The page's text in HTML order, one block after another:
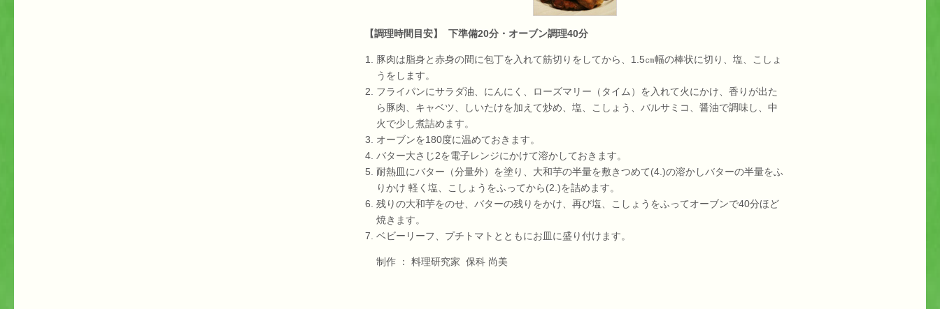
【調理時間目安】 下準備20分・オーブン調理40分
豚肉は脂身と赤身の間に包丁を入れて筋切りをしてから、1.5㎝幅の棒状に切り、塩、こしょ
うをします。
フライパンにサラダ油、にんにく、ローズマリー（タイム）を入れて火にかけ、香りが出た
ら豚肉、キャベツ、しいたけを加えて炒め、塩、こしょう、バルサミコ、醤油で調味し、中
火で少し煮詰めます。
オーブンを180度に温めておきます。
バター大さじ2を電子レンジにかけて溶かしておきます。
耐熱皿にバター（分量外）を塗り、大和芋の半量を敷きつめて(4.)の溶かしバターの半量をふ
りかけ 軽く塩、こしょうをふってから(2.)を詰めます。
残りの大和芋をのせ、バターの残りをかけ、再び塩、こしょうをふってオーブンで40分ほど
焼きます。
ベビーリーフ、プチトマトとともにお皿に盛り付けます。
制作 ： 料理研究家 保科 尚美